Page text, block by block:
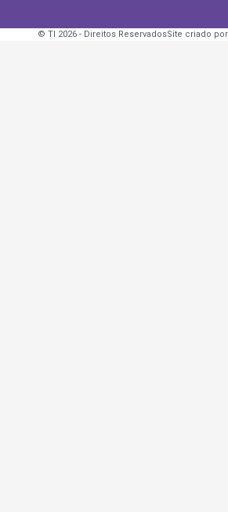
© TI 2026 - Direitos ReservadosSite criado por